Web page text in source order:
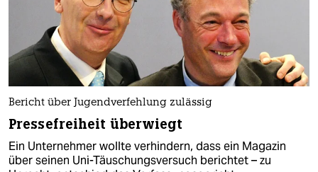
Bericht über Jugendverfehlung zulässig
Pressefreiheit überwiegt
Ein Unternehmer wollte verhindern, dass ein Magazin
über seinen Uni-Täuschungsversuch berichtet – zu